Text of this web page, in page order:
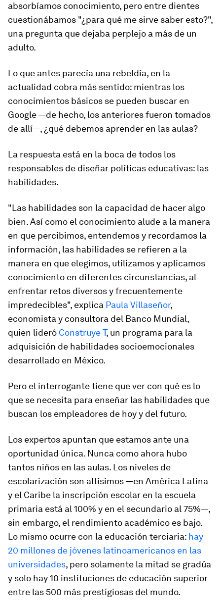
absorbíamos conocimiento, pero entre dientes
cuestionábamos "¿para qué me sirve saber esto?",
una pregunta que dejaba perplejo a más de un
adulto.
Lo que antes parecía una rebeldía, en la
actualidad cobra más sentido: mientras los
conocimientos básicos se pueden buscar en
Google —de hecho, los anteriores fueron tomados
de allí—, ¿qué debemos aprender en las aulas?
La respuesta está en la boca de todos los
responsables de diseñar políticas educativas: las
habilidades.
"Las habilidades son la capacidad de hacer algo
bien. Así como el conocimiento alude a la manera
en que percibimos, entendemos y recordamos la
información, las habilidades se refieren a la
manera en que elegimos, utilizamos y aplicamos
conocimiento en diferentes circunstancias, al
enfrentar retos diversos y frecuentemente
impredecibles", explica Paula Villaseñor,
economista y consultora del Banco Mundial,
quien lideró Construye T, un programa para la
adquisición de habilidades socioemocionales
desarrollado en México.
Pero el interrogante tiene que ver con qué es lo
que se necesita para enseñar las habilidades que
buscan los empleadores de hoy y del futuro.
Los expertos apuntan que estamos ante una
oportunidad única. Nunca como ahora hubo
tantos niños en las aulas. Los niveles de
escolarización son altísimos —en América Latina
y el Caribe la inscripción escolar en la escuela
primaria está al 100% y en el secundario al 75%—,
sin embargo, el rendimiento académico es bajo.
Lo mismo ocurre con la educación terciaria: hay
20 millones de jóvenes latinoamericanos en las
universidades, pero solamente la mitad se gradúa
y solo hay 10 instituciones de educación superior
entre las 500 más prestigiosas del mundo.